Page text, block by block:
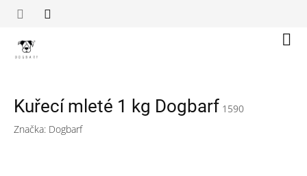
Kuřecí mleté 1 kg Dogbarf 1590
Značka: Dogbarf